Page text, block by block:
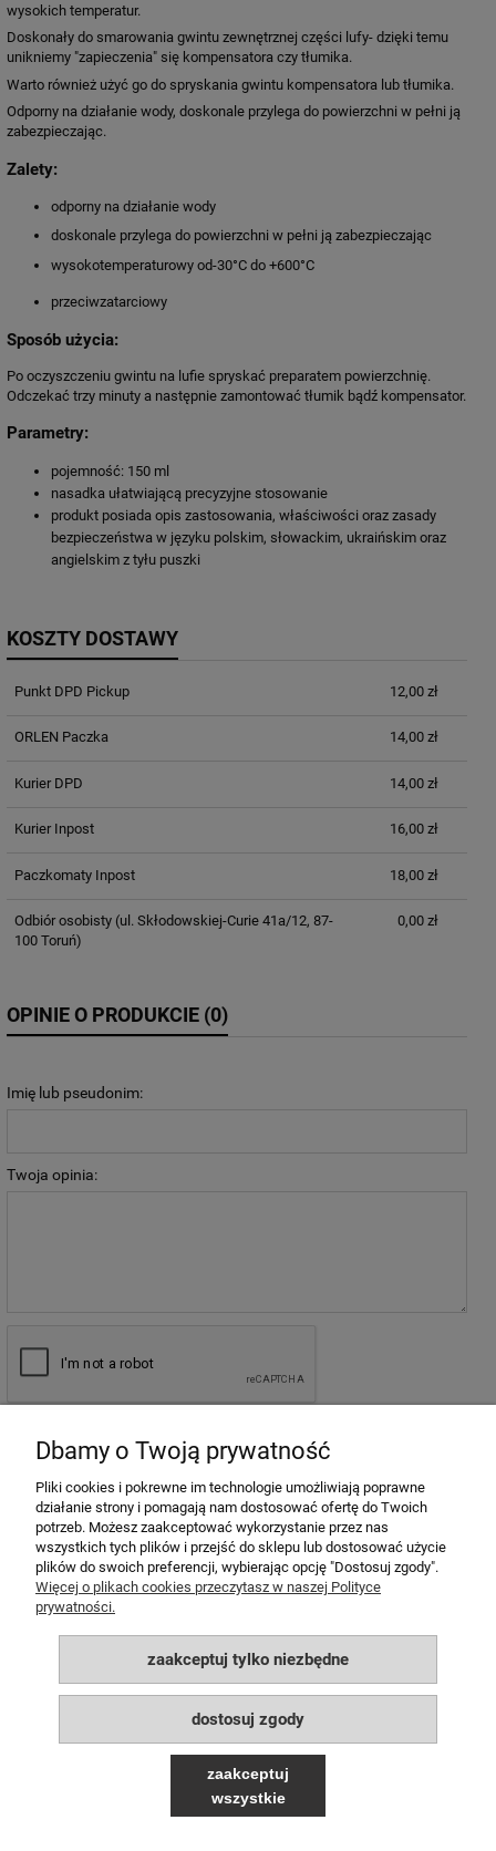
wysokich temperatur.
Doskonały do smarowania gwintu zewnętrznej części lufy- dzięki temu
unikniemy "zapieczenia" się kompensatora czy tłumika.
Warto również użyć go do spryskania gwintu kompensatora lub tłumika.
Odporny na działanie wody, doskonale przylega do powierzchni w pełni ją
zabezpieczając.
Zalety:
odporny na działanie wody
doskonale przylega do powierzchni w pełni ją zabezpieczając
wysokotemperaturowy od-30°C do +600°C
przeciwzatarciowy
Sposób użycia:
Po oczyszczeniu gwintu na lufie spryskać preparatem powierzchnię.
Odczekać trzy minuty a następnie zamontować tłumik bądź kompensator.
Parametry:
pojemność: 150 ml
nasadka ułatwiającą precyzyjne stosowanie
produkt posiada opis zastosowania, właściwości oraz zasady
bezpieczeństwa w języku polskim, słowackim, ukraińskim oraz
angielskim z tyłu puszki
KOSZTY DOSTAWY
Punkt DPD Pickup 12,00 zł
ORLEN Paczka 14,00 zł
Kurier DPD 14,00 zł
Kurier Inpost 16,00 zł
Paczkomaty Inpost 18,00 zł
Odbiór osobisty(ul. Skłodowskiej-Curie 41a/12, 87-
100 Toruń)
0,00 zł
OPINIE O PRODUKCIE (0)
Imię lub pseudonim:
Twoja opinia:
MOJE KONTO
POMOC
PŁATNOŚCI I DOSTAWA
INFORMACJE
O NAS
Dbamy o Twoją prywatność
Pliki cookies i pokrewne im technologie umożliwiają poprawne
działanie strony i pomagają nam dostosować ofertę do Twoich
potrzeb. Możesz zaakceptować wykorzystanie przez nas
wszystkich tych plików i przejść do sklepu lub dostosować użycie
plików do swoich preferencji, wybierając opcję "Dostosuj zgody".
Więcej o plikach cookies przeczytasz w naszej Polityce
prywatności.
zaakceptuj tylko niezbędne
dostosuj zgody
zaakceptuj
wszystkie